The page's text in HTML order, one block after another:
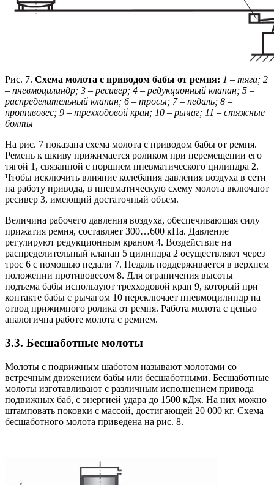
Рис. 7. Схема молота с приводом бабы от ремня: 1 – тяга; 2
– пневмоцилиндр; 3 – ресивер; 4 – редукционный клапан; 5 –
распределительный клапан; 6 – тросы; 7 – педаль; 8 –
противовес; 9 – трехходовой кран; 10 – рычаг; 11 – стяжные
болты
На рис. 7 показана схема молота с приводом бабы от ремня.
Ремень к шкиву прижимается роликом при перемещении его
тягой 1, связанной с поршнем пневматического цилиндра 2.
Чтобы исключить влияние колебания давления воздуха в сети
на работу привода, в пневматическую схему молота включают
ресивер 3, имеющий достаточный объем.
Величина рабочего давления воздуха, обеспечивающая силу
прижатия ремня, составляет 300…600 кПа. Давление
регулируют редукционным краном 4. Воздействие на
распределительный клапан 5 цилиндра 2 осуществляют через
трос 6 с помощью педали 7. Педаль поддерживается в верхнем
положении противовесом 8. Для ограничения высоты
подъема бабы используют трехходовой кран 9, который при
контакте бабы с рычагом 10 переключает пневмоцилиндр на
отвод прижимного ролика от ремня. Работа молота с цепью
аналогична работе молота с ремнем.
3.3. Бесшаботные молоты
Молоты с подвижным шаботом называют молотами со
встречным движением бабы или бесшаботными. Бесшаботные
молоты изготавливают с различным исполнением привода
подвижных баб, с энергией удара до 1500 кДж. На них можно
штамповать поковки с массой, достигающей 20 000 кг. Схема
бесшаботного молота приведена на рис. 8.